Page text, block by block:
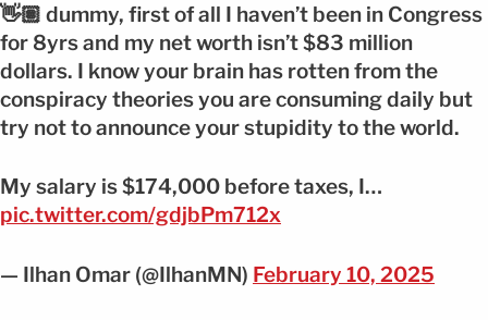
👋🏽 dummy, first of all I haven’t been in Congress
for 8yrs and my net worth isn’t $83 million
dollars. I know your brain has rotten from the
conspiracy theories you are consuming daily but
try not to announce your stupidity to the world.
My salary is $174,000 before taxes, I…
pic.twitter.com/gdjbPm712x
— Ilhan Omar (@IlhanMN) February 10, 2025